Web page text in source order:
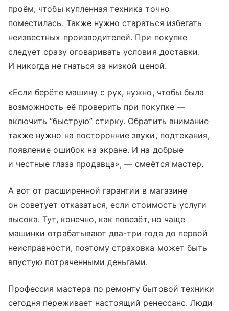
проём, чтобы купленная техника точно
поместилась. Также нужно стараться избегать
неизвестных производителей. При покупке
следует сразу оговаривать условия доставки.
И никогда не гнаться за низкой ценой.
«Если берёте машину с рук, нужно, чтобы была
возможность её проверить при покупке —
включить “быструю” стирку. Обратить внимание
также нужно на посторонние звуки, подтекания,
появление ошибок на экране. И на добрые
и честные глаза продавца», — смеётся мастер.
А вот от расширенной гарантии в магазине
он советует отказаться, если стоимость услуги
высока. Тут, конечно, как повезёт, но чаще
машинки отрабатывают два-три года до первой
неисправности, поэтому страховка может быть
впус­тую потраченными деньгами.
Профессия мастера по ремонту бытовой техники
сегодня переживает настоящий ренессанс. Люди